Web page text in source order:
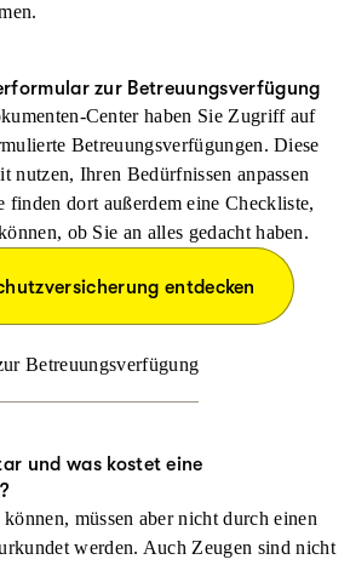
zur Betreuungsverfügung
Center haben Sie Zugriff auf
Betreuungsverfügungen. Diese
nutzen, Ihren Bedürfnissen anpassen
finden dort außerdem eine Checkliste,
ob Sie an alles gedacht haben.
entdecken
Betreuungsverfügung
und was kostet eine
müssen aber nicht durch einen
werden. Auch Zeugen sind nicht